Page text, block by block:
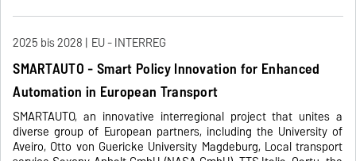
2025 bis 2028 EU - INTERREG
SMARTAUTO - Smart Policy Innovation for Enhanced
Automation in European Transport
SMARTAUTO, an innovative interregional project that unites a
diverse group of European partners, including the University of
Aveiro, Otto von Guericke University Magdeburg, Local transport